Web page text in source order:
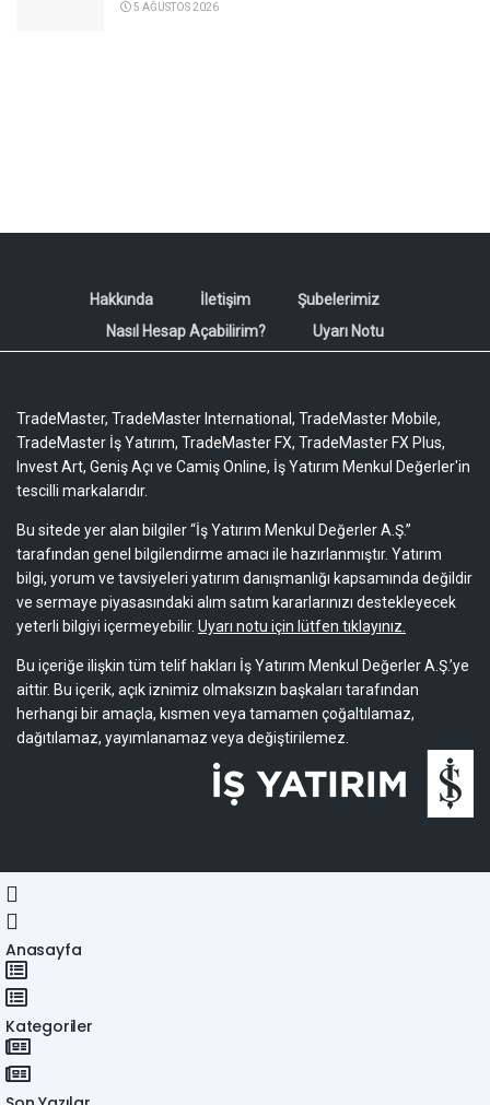
5 AĞUSTOS 2026
Hakkında İletişim
Şubelerimiz
Nasıl Hesap Açabilirim?
Uyarı Notu
TradeMaster, TradeMaster International, TradeMaster Mobile,
TradeMaster İş Yatırım, TradeMaster FX, TradeMaster FX Plus,
Invest Art, Geniş Açı ve Camiş Online, İş Yatırım Menkul Değerler'in
tescilli markalarıdır.
Bu sitede yer alan bilgiler “İş Yatırım Menkul Değerler A.Ş.”
tarafından genel bilgilendirme amacı ile hazırlanmıştır. Yatırım
bilgi, yorum ve tavsiyeleri yatırım danışmanlığı kapsamında değildir
ve sermaye piyasasındaki alım satım kararlarınızı destekleyecek
yeterli bilgiyi içermeyebilir. Uyarı notu için lütfen tıklayınız.
Bu içeriğe ilişkin tüm telif hakları İş Yatırım Menkul Değerler A.Ş.’ye
aittir. Bu içerik, açık iznimiz olmaksızın başkaları tarafından
herhangi bir amaçla, kısmen veya tamamen çoğaltılamaz,
dağıtılamaz, yayımlanamaz veya değiştirilemez.
Anasayfa
Kategoriler